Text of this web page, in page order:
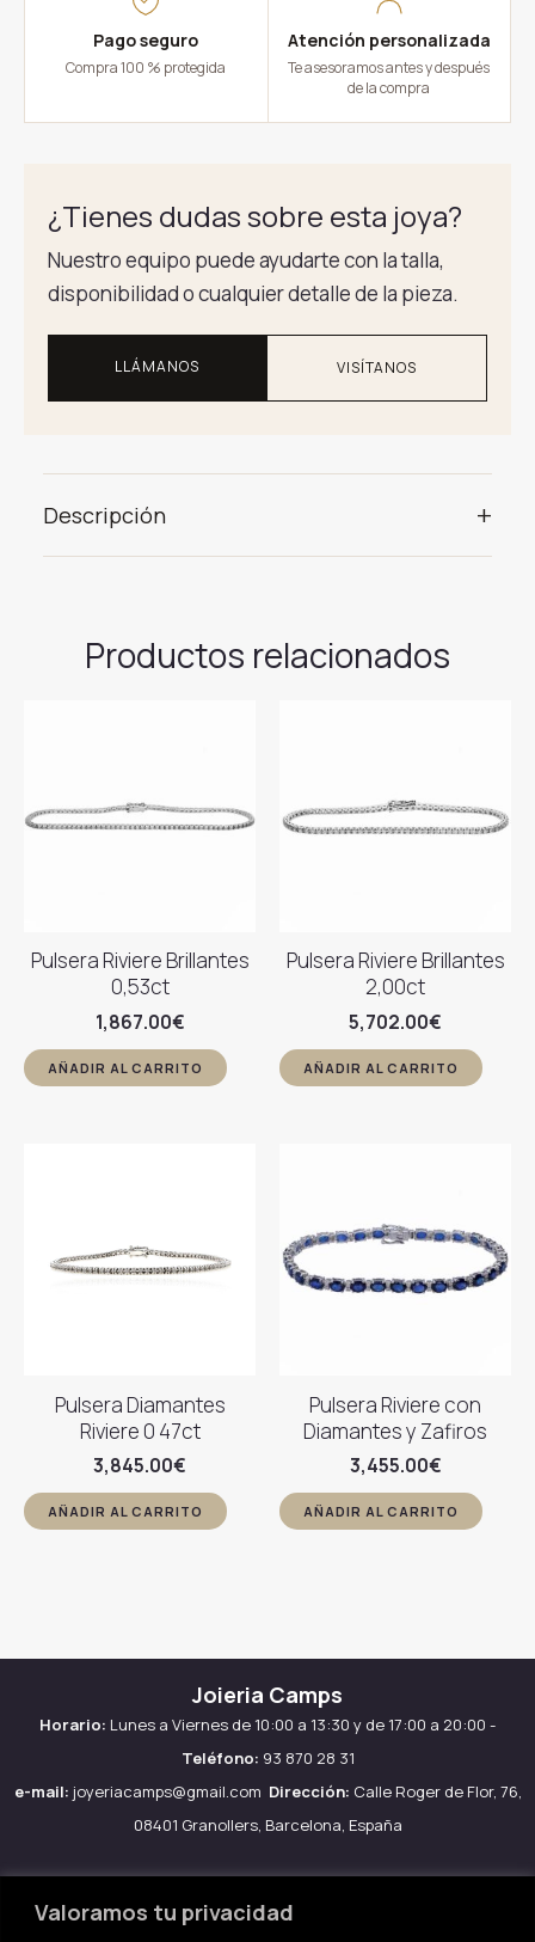
Valoramos tu privacidad
Pago seguro
Compra 100 % protegida
Atención personalizada
Te asesoramos antes y después
de la compra
¿Tienes dudas sobre esta joya?
Nuestro equipo puede ayudarte con la talla,
disponibilidad o cualquier detalle de la pieza.
LLÁMANOS VISÍTANOS
Descripción +
Productos relacionados
Pulsera Riviere Brillantes
0,53ct
1,867.00€
AÑADIR AL CARRITO
Pulsera Riviere Brillantes
2,00ct
5,702.00€
AÑADIR AL CARRITO
Pulsera Diamantes
Riviere 0 47ct
3,845.00€
AÑADIR AL CARRITO
Pulsera Riviere con
Diamantes y Zafiros
3,455.00€
AÑADIR AL CARRITO
Joieria Camps
Horario: Lunes a Viernes de 10:00 a 13:30 y de 17:00 a 20:00 -
Teléfono: 93 870 28 31
e-mail: joyeriacamps@gmail.com Dirección: Calle Roger de Flor, 76,
08401 Granollers, Barcelona, España